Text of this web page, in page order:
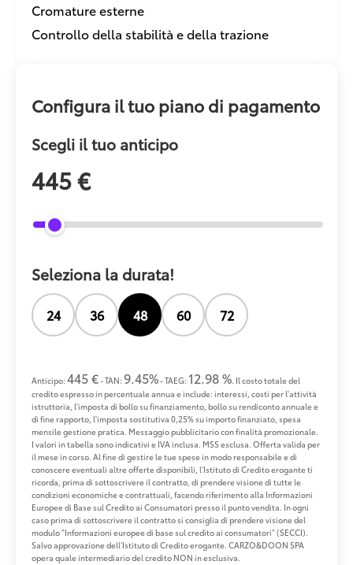
Cromature esterne
Controllo della stabilità e della trazione
Configura il tuo piano di pagamento
Scegli il tuo anticipo
445 €
Seleziona la durata!
24 36 48 60 72
Anticipo: 445 €- TAN: 9.45%- TAEG: 12.98 %. Il costo totale del
credito espresso in percentuale annua e include: interessi, costi per l'attività
istruttoria, l'imposta di bollo su finanziamento, bollo su rendiconto annuale e
di fine rapporto, l'imposta sostitutiva 0,25% su importo finanziato, spesa
mensile gestione pratica. Messaggio pubblicitario con finalità promozionale.
I valori in tabella sono indicativi e IVA inclusa. MSS esclusa. Offerta valida per
il mese in corso. Al fine di gestire le tue spese in modo responsabile e di
conoscere eventuali altre offerte disponibili, l'Istituto di Credito erogante ti
ricorda, prima di sottoscrivere il contratto, di prendere visione di tutte le
condizioni economiche e contrattuali, facendo riferimento alla Informazioni
Europee di Base sul Credito ai Consumatori presso il punto vendita. In ogni
caso prima di sottoscrivere il contratto si consiglia di prendere visione del
modulo "Informazioni europee di base sul credito ai consumatori" (SECCI).
Salvo approvazione dell'Istituto di Credito erogante. CARZO&DOON SPA
opera quale intermediario del credito NON in esclusiva.